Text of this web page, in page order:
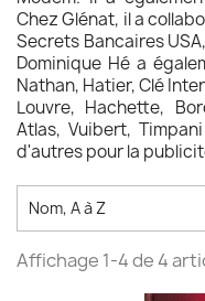
Chez Glénat, il a
Secrets Bancaires
Dominique Hé a
Nathan, Hatier, Clé
Louvre, Hachette,
Atlas, Vuibert,
d'autres pour la
Nom, A à Z
Affichage 1-4 de 4